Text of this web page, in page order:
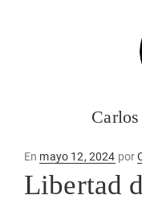
En Publicado
en
mayo 12, 2024 por
Libertad